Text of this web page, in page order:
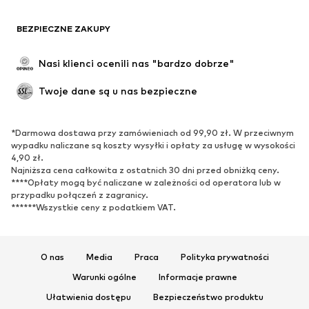
BEZPIECZNE ZAKUPY
Nasi klienci ocenili nas "bardzo dobrze"
Twoje dane są u nas bezpieczne
*Darmowa dostawa przy zamówieniach od 99,90 zł. W przeciwnym
wypadku naliczane są koszty wysyłki i opłaty za usługę w wysokości
4,90 zł.
Najniższa cena całkowita z ostatnich 30 dni przed obniżką ceny.
****Opłaty mogą być naliczane w zależności od operatora lub w
przypadku połączeń z zagranicy.
******Wszystkie ceny z podatkiem VAT.
O nas Media Praca
Polityka prywatności
Warunki ogólne
Informacje prawne
Ułatwienia dostępu
Bezpieczeństwo produktu